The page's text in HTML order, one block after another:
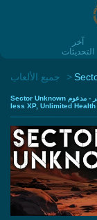
آخر
التحديثات
جميع الألعاب
Sector Unknown أداة التعديل-الوضع المعزز18تعديل العناصر - مدعومx-times more XP, x-times